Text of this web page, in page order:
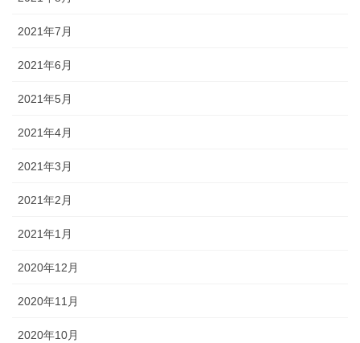
2021年7月
2021年6月
2021年5月
2021年4月
2021年3月
2021年2月
2021年1月
2020年12月
2020年11月
2020年10月